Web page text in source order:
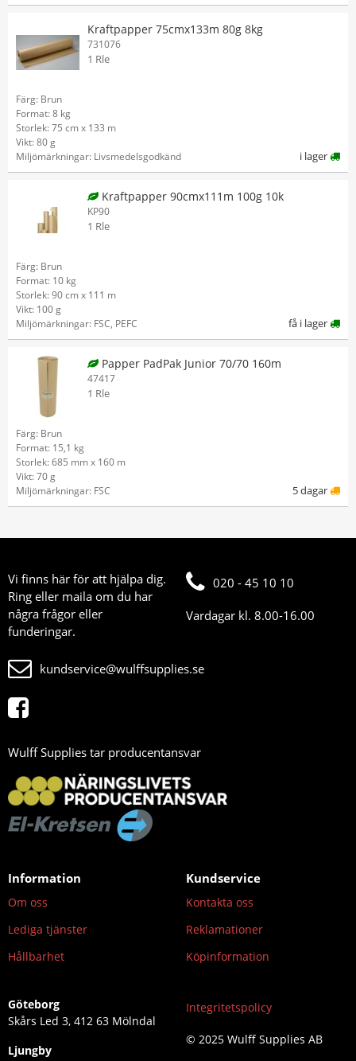
Kraftpapper 75cmx133m 80g 8kg
731076
1 Rle
Färg: Brun
Format: 8 kg
Storlek: 75 cm x 133 m
Vikt: 80 g
Miljömärkningar: Livsmedelsgodkänd
i lager
Kraftpapper 90cmx111m 100g 10k
KP90
1 Rle
Färg: Brun
Format: 10 kg
Storlek: 90 cm x 111 m
Vikt: 100 g
Miljömärkningar: FSC, PEFC
få i lager
Papper PadPak Junior 70/70 160m
47417
1 Rle
Färg: Brun
Format: 15,1 kg
Storlek: 685 mm x 160 m
Vikt: 70 g
Miljömärkningar: FSC
5 dagar
Vi finns här för att hjälpa dig.
Ring eller maila om du har
några frågor eller
funderingar.
020 - 45 10 10
Vardagar kl. 8.00-16.00
kundservice@wulffsupplies.se
Wulff Supplies tar producentansvar
Information
Om oss
Lediga tjänster
Hållbarhet
Kundservice
Kontakta oss
Reklamationer
Köpinformation
Göteborg
Skårs Led 3, 412 63 Mölndal
Ljungby
Integritetspolicy
© 2025 Wulff Supplies AB